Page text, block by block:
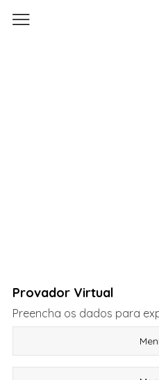
Provador Virtual
Preencha os dados para